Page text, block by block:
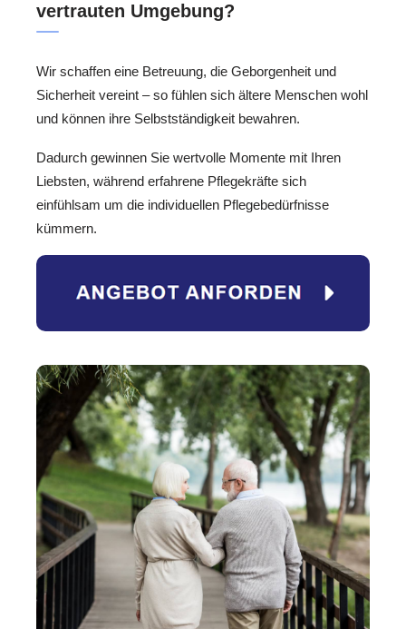
vertrauten Umgebung?
Wir schaffen eine Betreuung, die Geborgenheit und
Sicherheit vereint – so fühlen sich ältere Menschen wohl
und können ihre Selbstständigkeit bewahren.
Dadurch gewinnen Sie wertvolle Momente mit Ihren
Liebsten, während erfahrene Pflegekräfte sich
einfühlsam um die individuellen Pflegebedürfnisse
kümmern.